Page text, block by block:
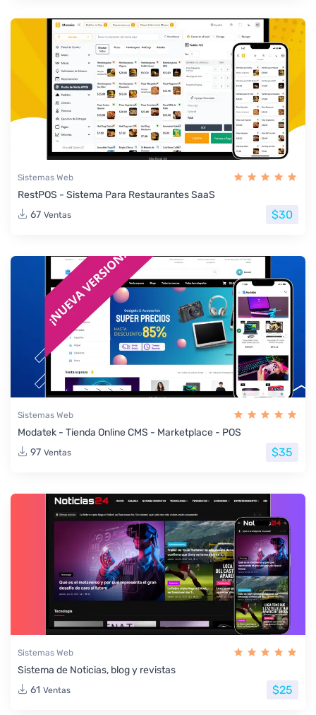
Sistemas Web
RestPOS - Sistema Para Restaurantes SaaS
67 Ventas $30
Sistemas Web
Modatek - Tienda Online CMS - Marketplace - POS
97 Ventas $35
Sistemas Web
Sistema de Noticias, blog y revistas
61 Ventas $25